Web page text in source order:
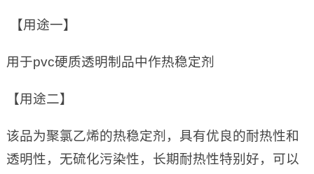
【用途一】
用于pvc硬质透明制品中作热稳定剂
【用途二】
该品为聚氯乙烯的热稳定剂，具有优良的耐热性和
透明性，无硫化污染性，长期耐热性特别好，可以